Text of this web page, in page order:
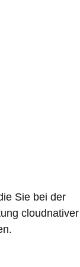
Sie bei der
cloudnativer